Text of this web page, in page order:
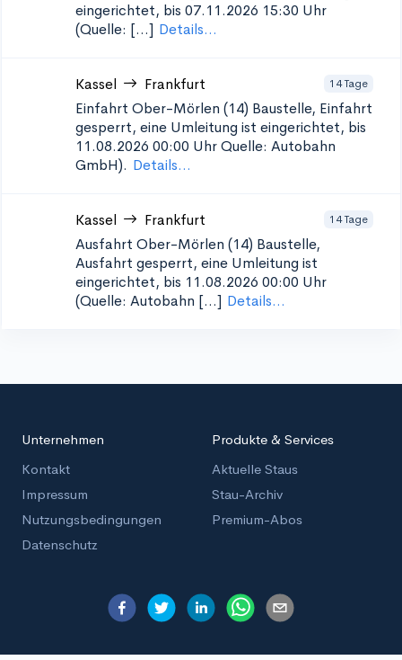
eingerichtet, bis 07.11.2026 15:30 Uhr
(Quelle: [...] Details...
Kassel Frankfurt 14 Tage
Einfahrt Ober-Mörlen (14) Baustelle, Einfahrt
gesperrt, eine Umleitung ist eingerichtet, bis
11.08.2026 00:00 Uhr Quelle: Autobahn
GmbH). Details...
Kassel Frankfurt 14 Tage
Ausfahrt Ober-Mörlen (14) Baustelle,
Ausfahrt gesperrt, eine Umleitung ist
eingerichtet, bis 11.08.2026 00:00 Uhr
(Quelle: Autobahn [...] Details...
Unternehmen
Kontakt
Impressum
Nutzungsbedingungen
Datenschutz
Produkte & Services
Aktuelle Staus
Stau-Archiv
Premium-Abos